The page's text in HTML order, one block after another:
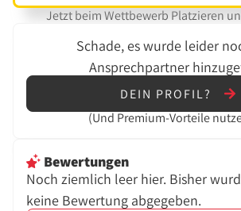
Jetzt beim Wettbewerb Platzieren
Schade, es wurde leider
Ansprechpartner
DEIN PROFIL?
(Und Premium-Vorteile
Bewertungen
Noch ziemlich leer hier. Bisher
keine Bewertung abgegeben.